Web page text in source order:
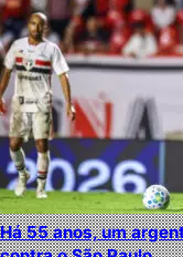
Há 55 anos, um